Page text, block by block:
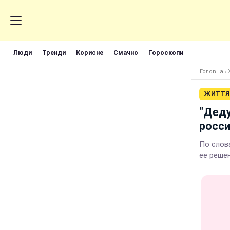
Люди Тренди Корисне Смачно Гороскопи
Головна ›
ЖИТТЯ
По
ее